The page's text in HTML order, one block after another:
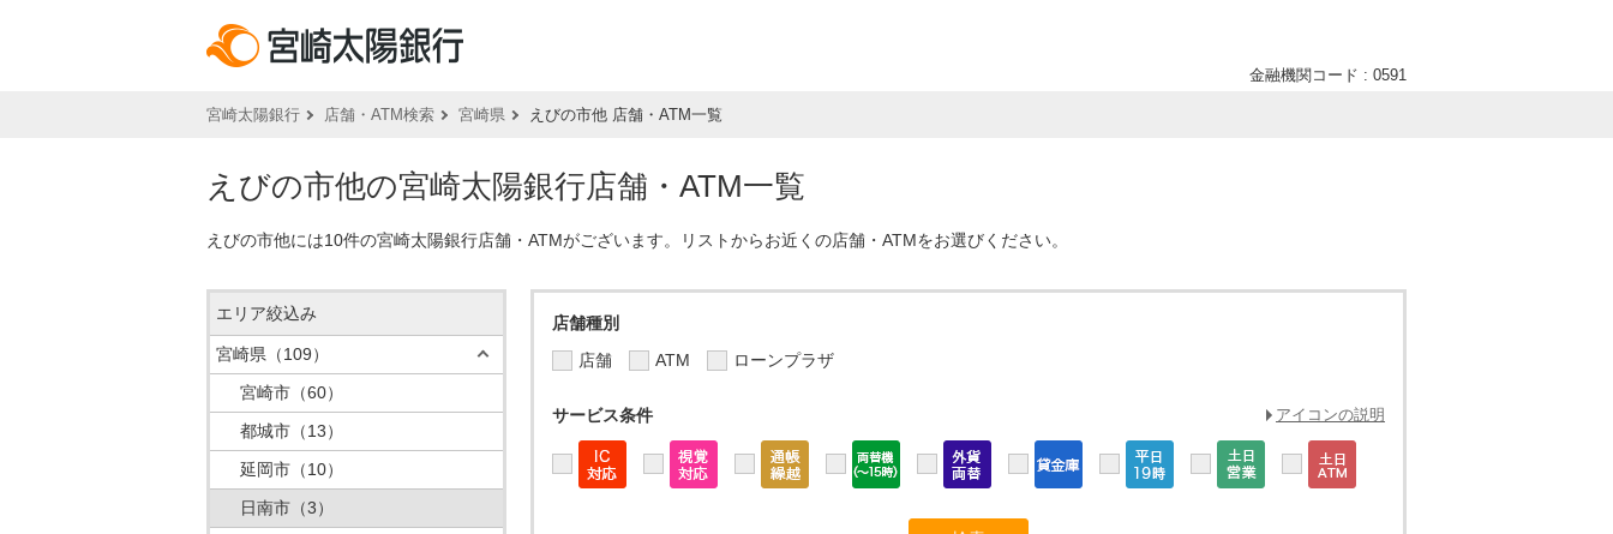
金融機関コード : 0591
宮崎太陽銀行 店舗・ATM検索 宮崎県 えびの市他 店舗・ATM一覧
えびの市他の宮崎太陽銀行店舗・ATM一覧
えびの市他には10件の宮崎太陽銀行店舗・ATMがございます。リストからお近くの店舗・ATMをお選びください。
店舗種別
店舗
ATM ローンプラザ
サービス条件 アイコンの説明
エリア絞込み
宮崎県 （109）
宮崎市 （60）
都城市 （13）
延岡市 （10）
日南市 （3）